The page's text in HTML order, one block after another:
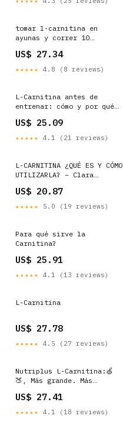
tomar l-carnitina en
ayunas y correr 10
carnitina.. Gente no solo
es para quemar grasa ;)
miren todo lo que ayuda
@muscledesignerspr L-
Carnitina – Control
US$ 27.34
★★★★★ 4.8 (8 reviews)
L-Carnitina antes de
entrenar: cómo y por qué
US$ 25.09
★★★★★ 4.1 (21 reviews)
L-CARNITINA ¿QUÉ ES Y CÓMO
UTILIZARLA? – Clara
US$ 20.87
★★★★★ 5.0 (19 reviews)
Para qué sirve la
Carnitina?
US$ 25.91
★★★★★ 4.1 (13 reviews)
L-Carnitina
US$ 27.78
★★★★★ 4.5 (27 reviews)
Nutriplus L-Carnitina:🍏
🍑, Más grande. Más
Nutriplus L-Carnitina en
nuestro NUEVO sabor,
Manzana y Durazno, ahora
US$ 27.41
★★★★★ 4.1 (18 reviews)